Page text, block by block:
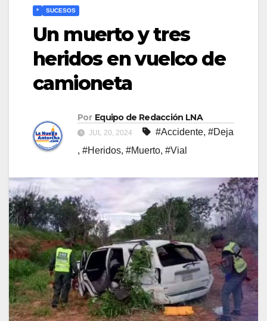
* SUCESOS
Un muerto y tres
heridos en vuelco de
camioneta
Por Equipo de Redacción LNA
JUL 20, 2024 #Accidente, #Deja
, #Heridos, #Muerto, #Vial